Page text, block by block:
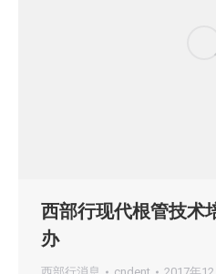
西部行现代根管技术
办